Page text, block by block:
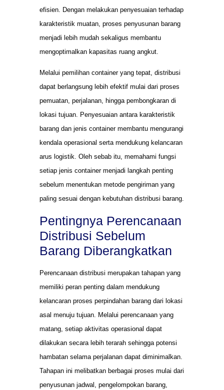
efisien. Dengan melakukan penyesuaian terhadap
karakteristik muatan, proses penyusunan barang
menjadi lebih mudah sekaligus membantu
mengoptimalkan kapasitas ruang angkut.
Melalui pemilihan container yang tepat, distribusi
dapat berlangsung lebih efektif mulai dari proses
pemuatan, perjalanan, hingga pembongkaran di
lokasi tujuan. Penyesuaian antara karakteristik
barang dan jenis container membantu mengurangi
kendala operasional serta mendukung kelancaran
arus logistik. Oleh sebab itu, memahami fungsi
setiap jenis container menjadi langkah penting
sebelum menentukan metode pengiriman yang
paling sesuai dengan kebutuhan distribusi barang.
Pentingnya Perencanaan
Distribusi Sebelum
Barang Diberangkatkan
Perencanaan distribusi merupakan tahapan yang
memiliki peran penting dalam mendukung
kelancaran proses perpindahan barang dari lokasi
asal menuju tujuan. Melalui perencanaan yang
matang, setiap aktivitas operasional dapat
dilakukan secara lebih terarah sehingga potensi
hambatan selama perjalanan dapat diminimalkan.
Tahapan ini melibatkan berbagai proses mulai dari
penyusunan jadwal, pengelompokan barang,